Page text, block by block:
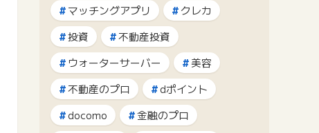
マッチングアプリ
クレカ
投資
不動産投資
ウォーターサーバー
美容
不動産のプロ
dポイント
docomo
金融のプロ